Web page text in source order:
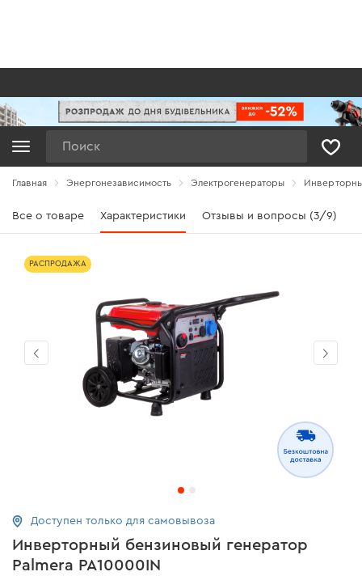
Главная Энергонезависимость Электрогенераторы
Все о товаре Характеристики Отзывы и вопросы (3/9)
Инверторный бензиновый генератор
Palmera PA10000IN
Доступен только для самовывоза
РАСПРОДАЖА